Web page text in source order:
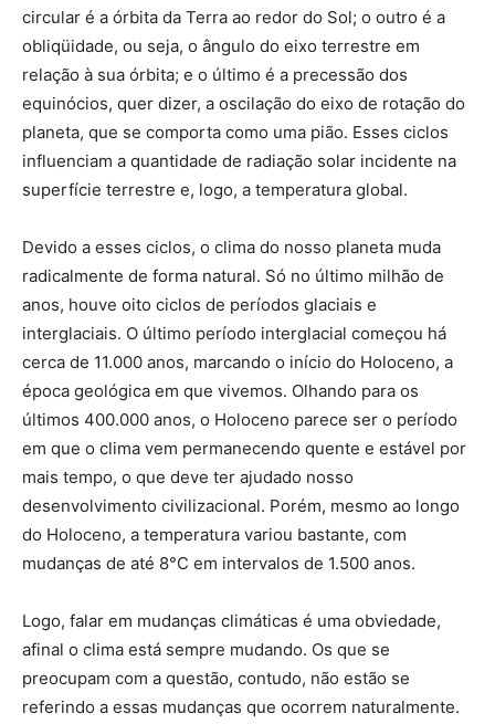
circular é a órbita da Terra ao redor do Sol; o outro é a
obliqüidade, ou seja, o ângulo do eixo terrestre em
relação à sua órbita; e o último é a precessão dos
equinócios, quer dizer, a oscilação do eixo de rotação do
planeta, que se comporta como uma pião. Esses ciclos
influenciam a quantidade de radiação solar incidente na
superfície terrestre e, logo, a temperatura global.
Devido a esses ciclos, o clima do nosso planeta muda
radicalmente de forma natural. Só no último milhão de
anos, houve oito ciclos de períodos glaciais e
interglaciais. O último período interglacial começou há
cerca de 11.000 anos, marcando o início do Holoceno, a
época geológica em que vivemos. Olhando para os
últimos 400.000 anos, o Holoceno parece ser o período
em que o clima vem permanecendo quente e estável por
mais tempo, o que deve ter ajudado nosso
desenvolvimento civilizacional. Porém, mesmo ao longo
do Holoceno, a temperatura variou bastante, com
mudanças de até 8°C em intervalos de 1.500 anos.
Logo, falar em mudanças climáticas é uma obviedade,
afinal o clima está sempre mudando. Os que se
preocupam com a questão, contudo, não estão se
referindo a essas mudanças que ocorrem naturalmente.